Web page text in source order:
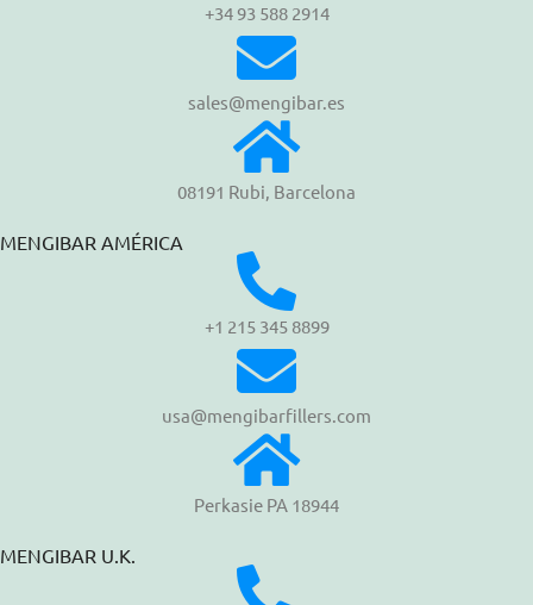
+34 93 588 2914
sales@mengibar.es
08191 Rubi, Barcelona
MENGIBAR AMÉRICA
+1 215 345 8899
usa@mengibarfillers.com
Perkasie PA 18944
MENGIBAR U.K.